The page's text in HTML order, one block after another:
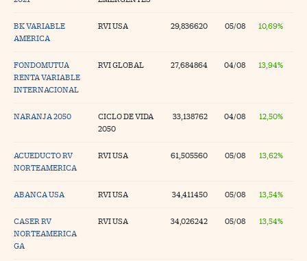
BK VARIABLE
AMERICA
RVI USA 29,836620 05/08 10,69%
FONDOMUTUA
RENTA VARIABLE
INTERNACIONAL
RVI GLOBAL 27,684864 04/08 13,94%
NARANJA 2050
CICLO DE VIDA
2050
33,138762 04/08 12,50%
ACUEDUCTO RV
NORTEAMERICA
RVI USA 61,505560 05/08 13,62%
ABANCA USA RVI USA 34,411450 05/08 13,54%
CASER RV
NORTEAMERICA
GA
RVI USA 34,026242 05/08 13,54%